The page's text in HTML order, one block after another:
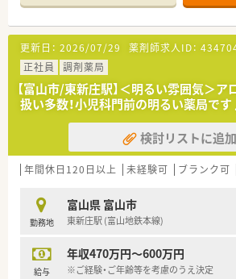
【店舗情報と応需状況について】
■富山地鉄不二越・上滝線の朝菜町駅か
にある地域密着型の調剤薬局です。
■整形外科をメインに応需しており、1日
を常勤2名、非常勤2名で対応しています。
■月火水金は18時まで、木曜は16時30
の開局でメリハリをつけて働けます。
【法人特徴について】
■1955年創業という長い歴史を持ち、県
る地域密着型の安定した老舗企業です。
■「新しい健康観の提供」を理念に掲げ
■アロマやハーブの取り扱いを積極的に
も取得してオリジナル商品も展開中です。
■年間休日120日以上で18時までの勤務
バランスを重視して働きたい方に最適で
更新日： 2026/07/29 薬剤師求人ID：
正社員
調剤薬局
【富山市/東新庄駅】＜明るい雰囲気＞ア
扱い多数！小児科門前の明るい薬局で
検討リストに追加
年間休日120日以上 未経験可 ブランク可
勤務地
富山県 富山市
東新庄駅 (富山地鉄本線)
給与
年収470万円～600万円
※ご経験・ご年齢等を考慮のうえ決定